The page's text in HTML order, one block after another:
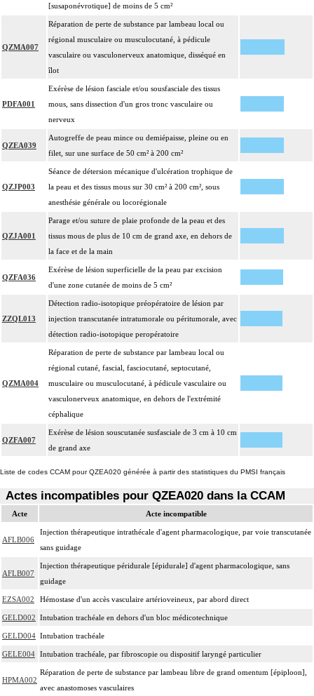
[susaponévrotique] de moins de 5 cm²
QZMA007
Réparation de perte de substance par lambeau local ou
régional musculaire ou musculocutané, à pédicule
vasculaire ou vasculonerveux anatomique, disséqué en
îlot
PDFA001
Exérèse de lésion fasciale et/ou sousfasciale des tissus
mous, sans dissection d'un gros tronc vasculaire ou
nerveux
QZEA039
Autogreffe de peau mince ou demiépaisse, pleine ou en
filet, sur une surface de 50 cm² à 200 cm²
QZJP003
Séance de détersion mécanique d'ulcération trophique de
la peau et des tissus mous sur 30 cm² à 200 cm², sous
anesthésie générale ou locorégionale
QZJA001
Parage et/ou suture de plaie profonde de la peau et des
tissus mous de plus de 10 cm de grand axe, en dehors de
la face et de la main
QZFA036
Exérèse de lésion superficielle de la peau par excision
d'une zone cutanée de moins de 5 cm²
ZZQL013
Détection radio-isotopique préopératoire de lésion par
injection transcutanée intratumorale ou péritumorale, avec
détection radio-isotopique peropératoire
QZMA004
Réparation de perte de substance par lambeau local ou
régional cutané, fascial, fasciocutané, septocutané,
musculaire ou musculocutané, à pédicule vasculaire ou
vasculonerveux anatomique, en dehors de l'extrémité
céphalique
QZFA007
Exérèse de lésion souscutanée susfasciale de 3 cm à 10 cm
de grand axe
Liste de codes CCAM pour QZEA020 générée à partir des statistiques du PMSI français
Actes incompatibles pour QZEA020 dans la CCAM
Acte Acte incompatible
AFLB006
Injection thérapeutique intrathécale d'agent pharmacologique, par voie transcutanée
sans guidage
AFLB007
Injection thérapeutique péridurale [épidurale] d'agent pharmacologique, sans
guidage
EZSA002 Hémostase d'un accès vasculaire artérioveineux, par abord direct
GELD002 Intubation trachéale en dehors d'un bloc médicotechnique
GELD004 Intubation trachéale
GELE004 Intubation trachéale, par fibroscopie ou dispositif laryngé particulier
HPMA002
Réparation de perte de substance par lambeau libre de grand omentum [épiploon],
avec anastomoses vasculaires